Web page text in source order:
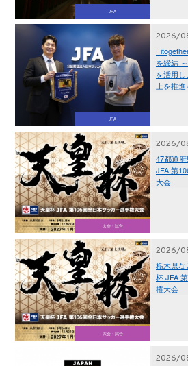
JFA
JFA
2026/
を締結
を活用
上を推進
大会・試合
2026/
47都道
JFA 第
大会
大会・試合
2026/
栃木県
杯 JFA
権大会
2026/